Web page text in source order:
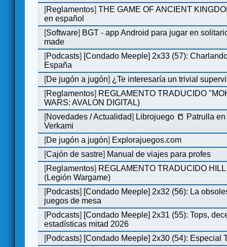
[Reglamentos]THE GAME OF ANCIENT
en español
[Software] BGT - app Android para jugar en
made
[Podcasts] [Condado Meeple] 2x33 (57):
España
[De jugón a jugón] ¿Te interesaría un trivial
[Reglamentos] REGLAMENTO TRADUCIDO
WARS: AVALON DIGITAL)
[Novedades / Actualidad] Librojuego 📒 Patrulla
Verkami
[De jugón a jugón] Explorajuegos.com
[Cajón de sastre] Manual de viajes para profes
[Reglamentos] REGLAMENTO TRADUCIDO
(Legión Wargame)
[Podcasts] [Condado Meeple] 2x32 (56): La
juegos de mesa
[Podcasts] [Condado Meeple] 2x31 (55): Tops,
estadísticas mitad 2026
[Podcasts] [Condado Meeple] 2x30 (54): Especial